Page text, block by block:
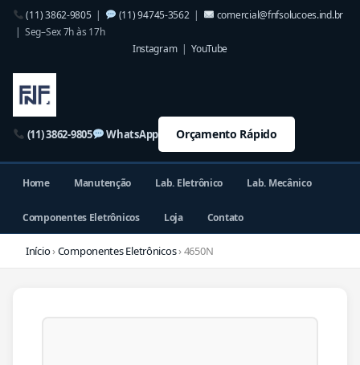
(11) 3862-9805| (11) 94745-3562|
comercial@fnfsolucoes.ind.br
| Seg–Sex 7h às 17h
Instagram|YouTube
(11) 3862-9805 WhatsApp Orçamento Rápido
Home Manutenção Lab. Eletrônico Lab. Mecânico
Componentes Eletrônicos Loja Contato
Início›Componentes Eletrônicos› 4650N